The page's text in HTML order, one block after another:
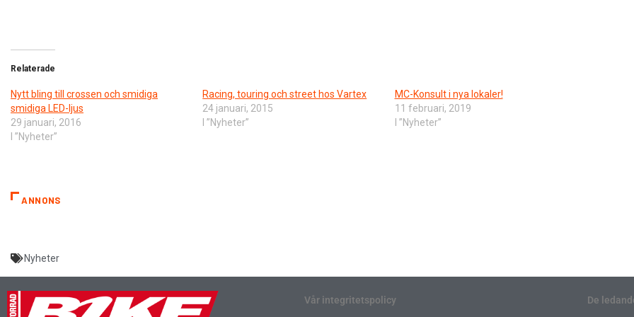
Relaterade
Nytt bling till crossen och smidiga
smidiga LED-ljus
29 januari, 2016
I ”Nyheter”
Racing, touring och street hos Vartex
24 januari, 2015
I ”Nyheter”
MC-Konsult i nya lokaler!
11 februari, 2019
I ”Nyheter”
ANNONS
Nyheter
Vår integritetspolicy De